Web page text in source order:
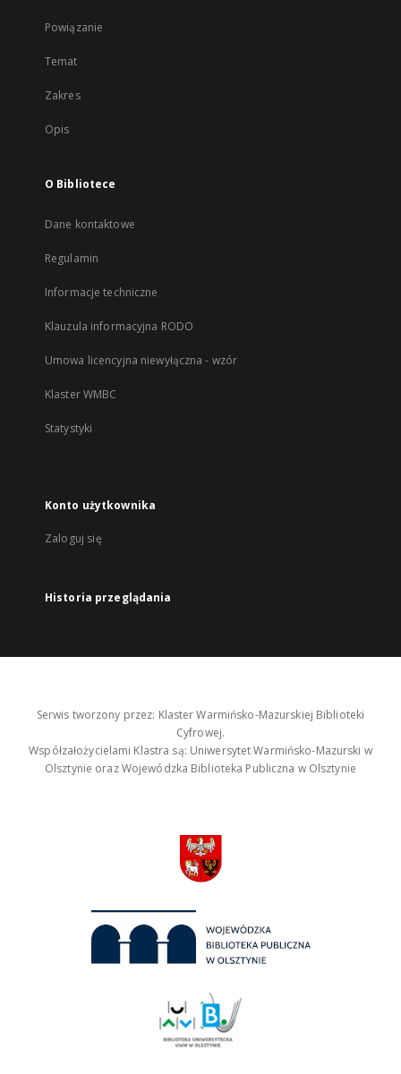
Powiązanie
Temat
Zakres
Opis
O Bibliotece
Dane kontaktowe
Regulamin
Informacje techniczne
Klauzula informacyjna RODO
Umowa licencyjna niewyłączna - wzór
Klaster WMBC
Statystyki
Konto użytkownika
Zaloguj się
Historia przeglądania
Serwis tworzony przez: Klaster Warmińsko-Mazurskiej Biblioteki
Cyfrowej.
Współzałożycielami Klastra są: Uniwersytet Warmińsko-Mazurski w
Olsztynie oraz Wojewódzka Biblioteka Publiczna w Olsztynie